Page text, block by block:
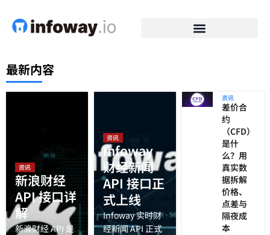
最新内容
资讯
新浪财经
API 接口详
解
新浪财经 API 是
资讯
Infoway
财经新闻
API 接口正
式上线
Infoway 实时财
经新闻 API 正式
资讯
差价合
约
（CFD）
是什
么？用
真实数
据拆解
价格、
点差与
隔夜成
本